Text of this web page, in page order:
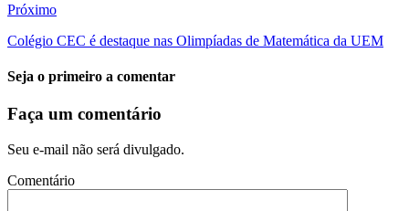
Próximo
Colégio CEC é destaque nas Olimpíadas de Matemática da UEM
Seja o primeiro a comentar
Faça um comentário
Seu e-mail não será divulgado.
Comentário